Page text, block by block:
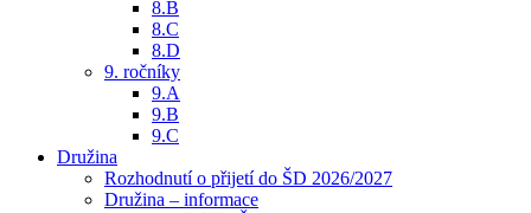
8.B
8.C
8.D
9. ročníky
9.A
9.B
9.C
Družina
Rozhodnutí o přijetí do ŠD 2026/2027
Družina – informace